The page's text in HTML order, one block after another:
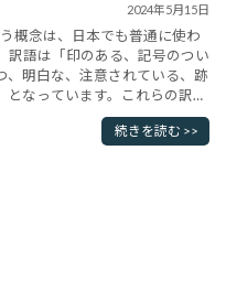
2024年5月15日
概念は、日本でも普通に使わ
訳語は「印のある、記号のつい
、明白な、注意されている、跡
となっています。これらの訳を
念なのか、なかなかわかりにく
目されている」というのが一
思い浮かべてください。普通は
どのランプ･･･
続きを読む >>